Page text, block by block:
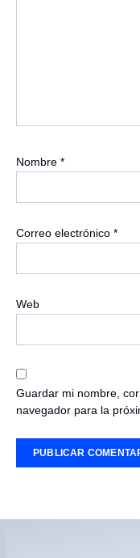
Nombre *
Correo electrónico *
Web
Guardar mi nombre,
navegador para la